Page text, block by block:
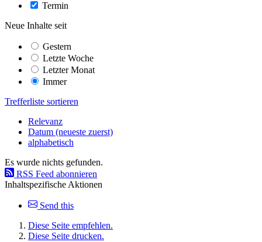
Termin
Neue Inhalte seit
Gestern
Letzte Woche
Letzter Monat
Immer
Trefferliste sortieren
Relevanz
Datum (neueste zuerst)
alphabetisch
Es wurde nichts gefunden.
RSS Feed abonnieren
Inhaltspezifische Aktionen
Send this
Diese Seite empfehlen.
Diese Seite drucken.